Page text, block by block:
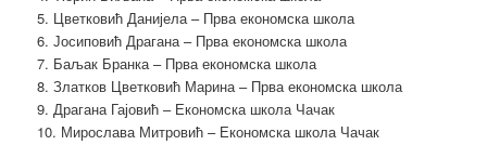
5. Цветковић Данијела – Прва економска школа
6. Јосиповић Драгана – Прва економска школа
7. Баљак Бранка – Прва економска школа
8. Златков Цветковић Марина – Прва економска школа
9. Драгана Гајовић – Економска школа Чачак
10. Мирослава Митровић – Економска школа Чачак